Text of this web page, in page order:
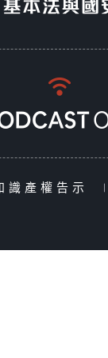
識產權告示 |